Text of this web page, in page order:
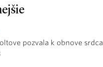
pozvala k obnove srdca